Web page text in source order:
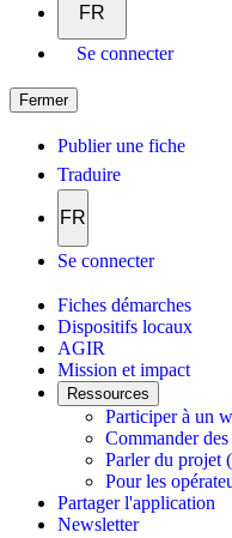
FR
Se connecter
Fermer
Publier une fiche
Traduire
FR
Se connecter
Fiches démarches
Dispositifs locaux
AGIR
Mission et impact
Ressources
Participer à un
Commander
Parler du projet
Pour les
Partager l'application
Newsletter